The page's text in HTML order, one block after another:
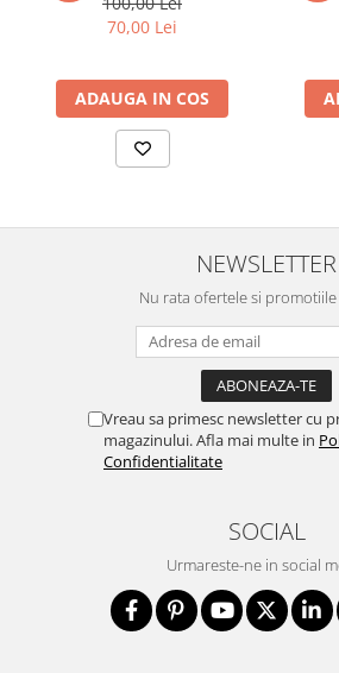
70,00 Lei
ADAUGA IN COS
NEWSLETTER
Nu rata ofertele si
Vreau sa primesc newsletter cu
magazinului. Afla mai multe in
Confidentialitate
SOCIAL
Urmareste-ne in social